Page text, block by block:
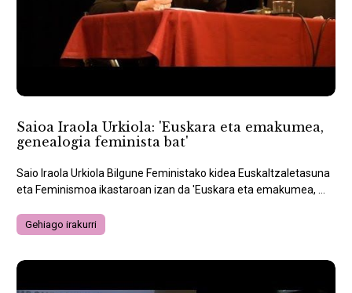
Saioa Iraola Urkiola: 'Euskara eta emakumea,
genealogia feminista bat'
Saio Iraola Urkiola Bilgune Feministako kidea Euskaltzaletasuna
eta Feminismoa ikastaroan izan da 'Euskara eta emakumea, ...
Gehiago irakurri